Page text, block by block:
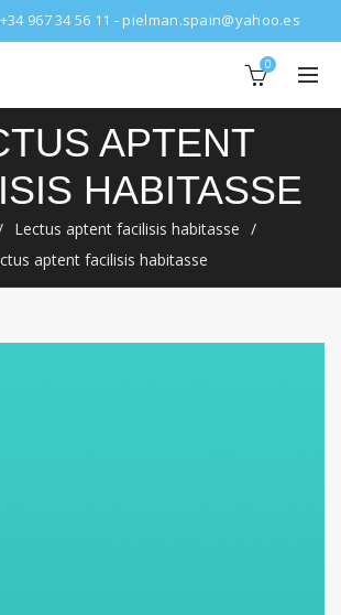
+34 967 34 56 11 - pielman.spain@yahoo.es
0
APTENT
HABITASSE
Lectus aptent facilisis habitasse
aptent facilisis habitasse